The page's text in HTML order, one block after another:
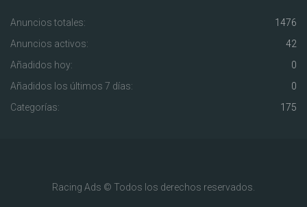
Anuncios totales:
1476
Anuncios activos:
42
Añadidos hoy:
0
Añadidos los últimos 7 días:
0
Categorías:
175
Racing Ads © Todos los derechos reservados.